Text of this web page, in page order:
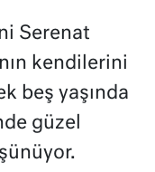
Serenat
kendilerini
beş yaşında
güzel